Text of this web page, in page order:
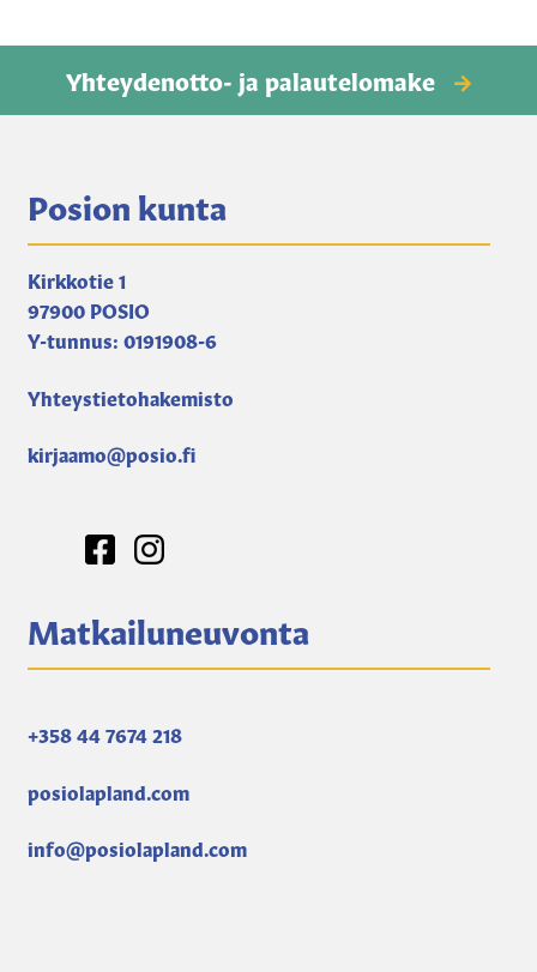
Yhteydenotto- ja palautelomake
Posion kunta
Kirkkotie 1
97900 POSIO
Y-tunnus: 0191908-6
Yhteystietohakemisto
kirjaamo@posio.fi
Matkailuneuvonta
+358 44 7674 218
posiolapland.com
info@posiolapland.com